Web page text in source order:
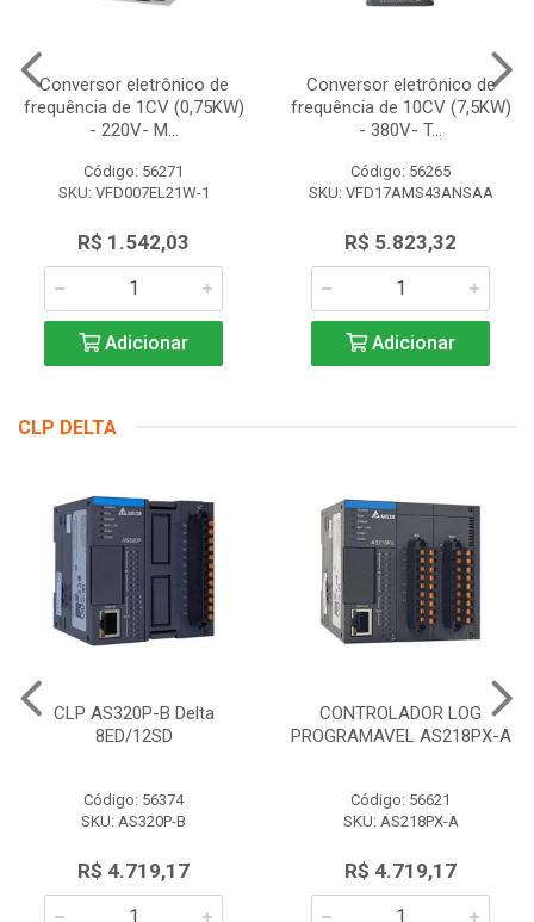
Conversor eletrônico de
frequência de 1CV (0,75KW)
- 220V- M...
Código: 56271
SKU: VFD007EL21W-1
R$ 1.542,03
Adicionar
Conversor eletrônico de
frequência de 10CV (7,5KW)
- 380V- T...
Código: 56265
SKU: VFD17AMS43ANSAA
R$ 5.823,32
Adicionar
CLP DELTA
CLP AS320P-B Delta
8ED/12SD
Código: 56374
SKU: AS320P-B
R$ 4.719,17
CONTROLADOR LOG
PROGRAMAVEL AS218PX-A
Código: 56621
SKU: AS218PX-A
R$ 4.719,17